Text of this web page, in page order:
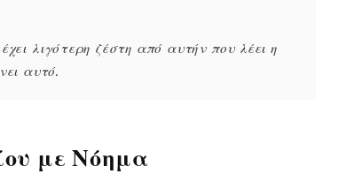
λιγότερη ζέστη από αυτήν που λέει η
αυτό.
με Νόημα